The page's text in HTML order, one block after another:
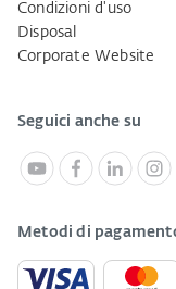
Condizioni d'uso
Disposal
Corporate Website
Seguici anche su
Metodi di